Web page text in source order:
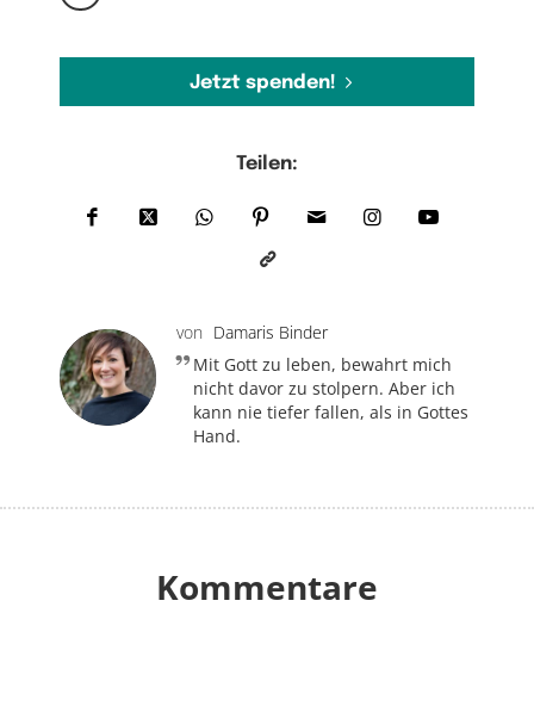
Jetzt spenden!
Teilen:
von Damaris Binder
Mit Gott zu leben, bewahrt mich
nicht davor zu stolpern. Aber ich
kann nie tiefer fallen, als in Gottes
Hand.
Kommentare